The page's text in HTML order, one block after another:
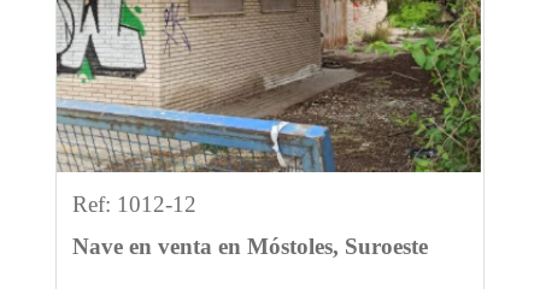
Ref: 1012-12
Nave en venta en Móstoles, Suroeste